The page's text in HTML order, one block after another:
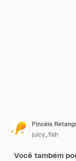
Pincéis
juicy_fish
Você também